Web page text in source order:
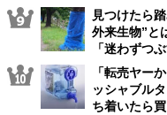
見つけたら
外来生物”と
「迷わずつぶ
「転売ヤー
ッシャブル
ち着いたら買